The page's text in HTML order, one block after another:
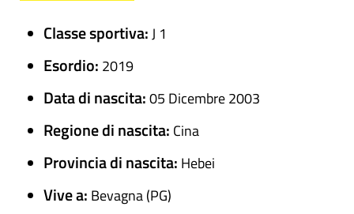
Classe sportiva:J 1
Esordio: 2019
Data di nascita:05 Dicembre 2003
Regione di nascita: Cina
Provincia di nascita: Hebei
Vive a: Bevagna (PG)